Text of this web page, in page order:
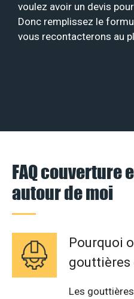
voulez avoir un devis
Donc remplissez le
vous recontacterons au
FAQ couverture
autour de moi
Pourquoi
gouttières
Les